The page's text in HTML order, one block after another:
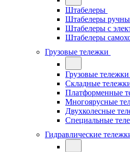
Штабелеры
Штабелеры
Штабелеры с
Штабелеры
Грузовые тележки
Грузовые тележки
Складные
Платформенные
Многоярусные
Двухколесные
Специальные
Гидравлические